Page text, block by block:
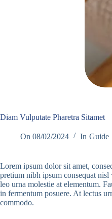
Diam Vulputate Pharetra Sitamet
On 08/02/2024 In Guide
Lorem ipsum dolor sit amet,
pretium nibh ipsum consequat
leo urna molestie at elementum.
in fermentum posuere. At lectus
commodo.